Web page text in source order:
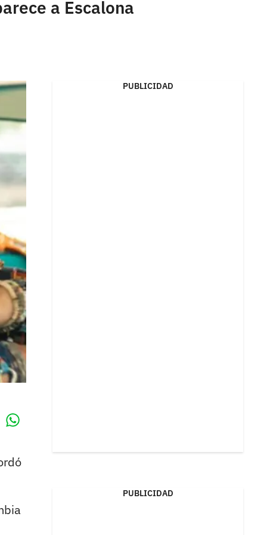
a Escalona
PUBLICIDAD
PUBLICIDAD